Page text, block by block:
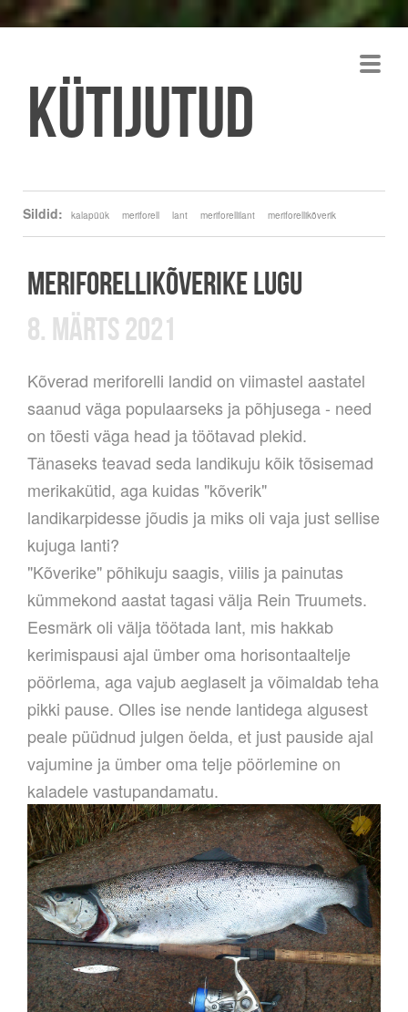
Kütijutud
Sildid: kalapüük meriforell lant meriforellilant meriforellikõverik
MERIFORELLIKÕVERIKE LUGU
8. MÄRTS 2021
Kõverad meriforelli landid on viimastel aastatel
saanud väga populaarseks ja põhjusega - need
on tõesti väga head ja töötavad plekid.
Tänaseks teavad seda landikuju kõik tõsisemad
merikakütid, aga kuidas "kõverik"
landikarpidesse jõudis ja miks oli vaja just sellise
kujuga lanti?
"Kõverike" põhikuju saagis, viilis ja painutas
kümmekond aastat tagasi välja Rein Truumets.
Eesmärk oli välja töötada lant, mis hakkab
kerimispausi ajal ümber oma horisontaaltelje
pöörlema, aga vajub aeglaselt ja võimaldab teha
pikki pause. Olles ise nende lantidega algusest
peale püüdnud julgen öelda, et just pauside ajal
vajumine ja ümber oma telje pöörlemine on
kaladele vastupandamatu.